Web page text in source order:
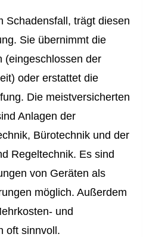
Schadensfall, trägt diesen
Sie übernimmt die
(eingeschlossen der
oder erstattet die
Die meistversicherten
Anlagen der
Bürotechnik und der
Regeltechnik. Es sind
von Geräten als
möglich. Außerdem
und
oft sinnvoll.